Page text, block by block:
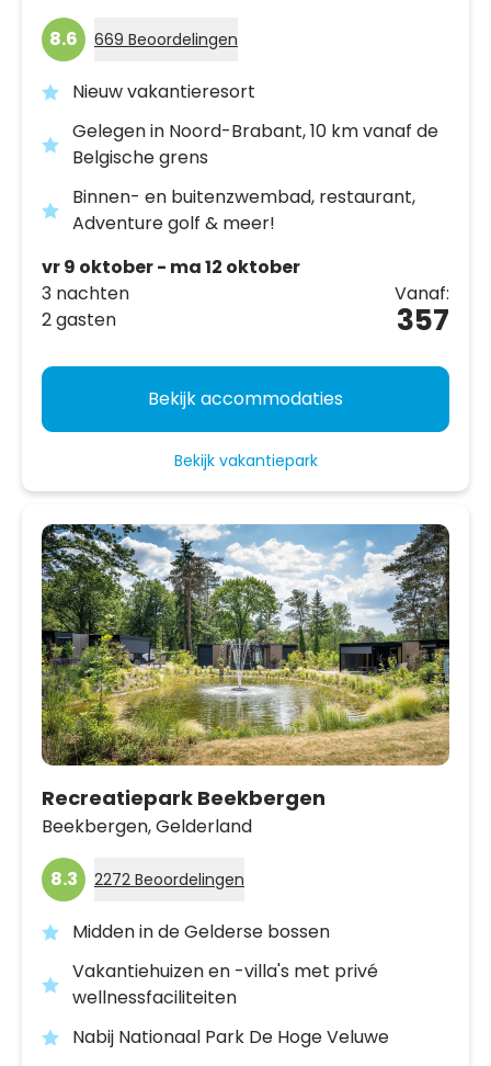
8.6 669 Beoordelingen
Nieuw vakantieresort
Gelegen in Noord-Brabant, 10 km vanaf de
Belgische grens
Binnen- en buitenzwembad, restaurant,
Adventure golf & meer!
vr 9 oktober - ma 12 oktober
3 nachten
2 gasten
Vanaf:
357
Bekijk accommodaties
Bekijk vakantiepark
Recreatiepark Beekbergen
Beekbergen,Gelderland
8.3 2272 Beoordelingen
Midden in de Gelderse bossen
Vakantiehuizen en -villa's met privé
wellnessfaciliteiten
Nabij Nationaal Park De Hoge Veluwe